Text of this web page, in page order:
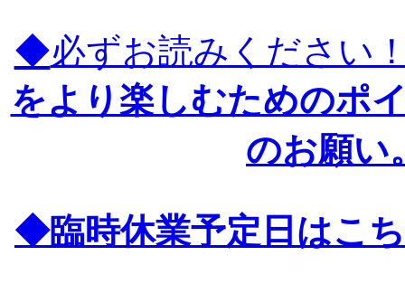
◆必ずお読みください
をより楽しむためのポ
のお願い
◆臨時休業予定日はこ